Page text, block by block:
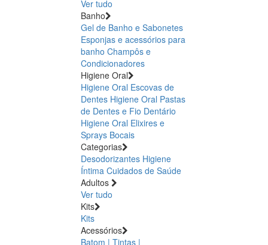
Ver tudo
Banho
Gel de Banho e Sabonetes
Esponjas e acessórios para
banho Champôs e
Condicionadores
Higiene Oral
Higiene Oral Escovas de
Dentes Higiene Oral Pastas
de Dentes e Fio Dentário
Higiene Oral Elixires e
Sprays Bocais
Categorias
Desodorizantes Higiene
Íntima Cuidados de Saúde
Adultos
Ver tudo
Kits
Kits
Acessórios
Batom | Tintas |